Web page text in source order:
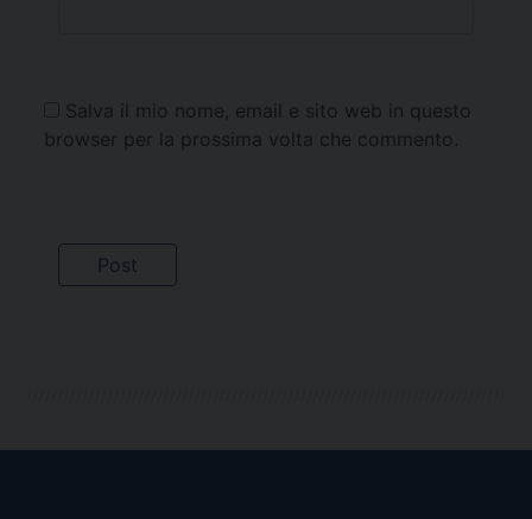
Salva il mio nome, email e sito web in questo
browser per la prossima volta che commento.